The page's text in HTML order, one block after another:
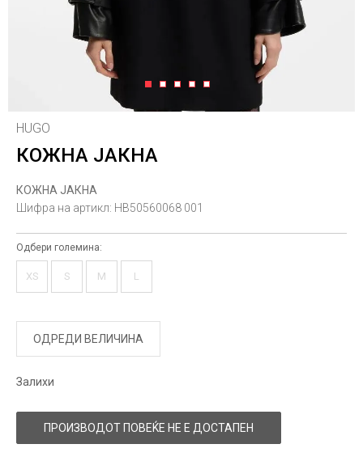
1 2 3 4 5
HUGO
КОЖНА ЈАКНА
КОЖНА ЈАКНА
Шифра на артикл: HB50560068 001
Одбери големина:
XS S M L
ОДРЕДИ ВЕЛИЧИНА
Залихи
ПРОИЗВОДОТ ПОВЕЌЕ НЕ Е ДОСТАПЕН